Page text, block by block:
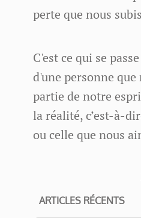
perte que nous
C'est ce qui se
d'une personne
partie de notre
la réalité, c’est-à-
ou celle que nous
ARTICLES RÉCENTS